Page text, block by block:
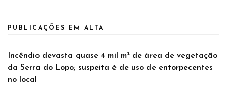
PUBLICAÇÕES EM ALTA
Incêndio devasta quase 4 mil m² de área de vegetação
da Serra do Lopo; suspeita é de uso de entorpecentes
no local